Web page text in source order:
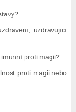
uzdravující
proti magii?
proti magii nebo